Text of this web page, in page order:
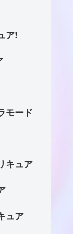
ア!
モード
キュア
ュア